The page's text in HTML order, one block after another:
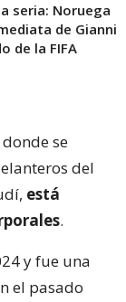
seria: Noruega
de Gianni
de la FIFA
se
del
está
.
y fue una
el pasado